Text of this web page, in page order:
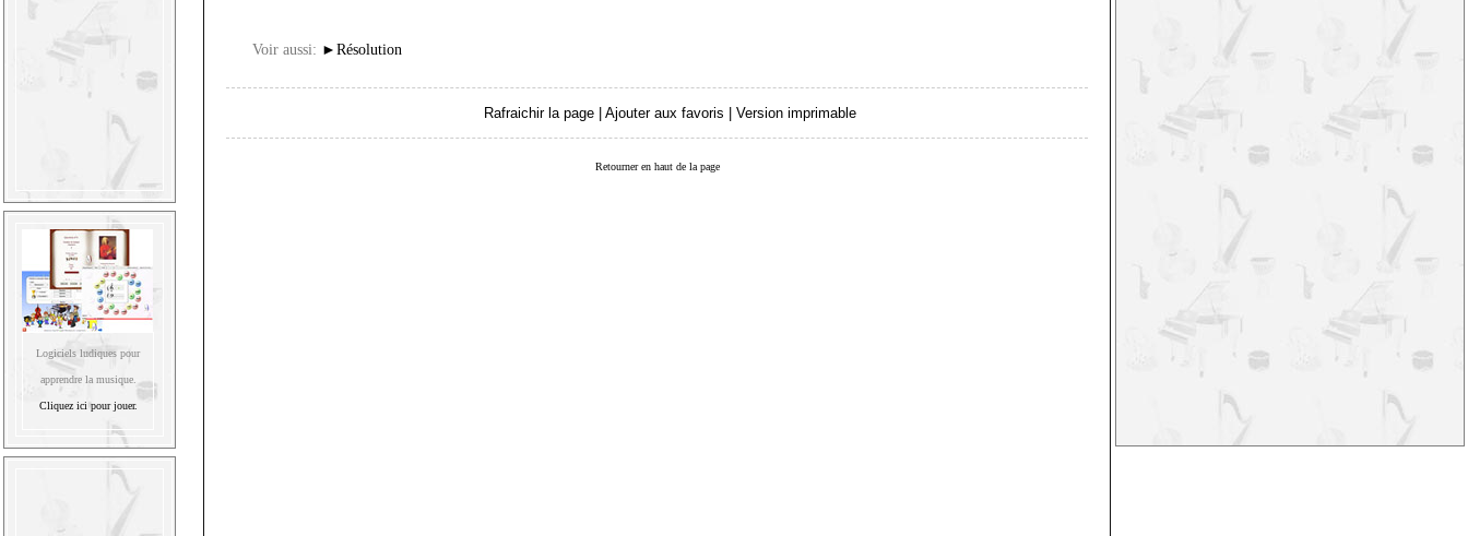
Logiciels ludiques pour
apprendre la musique.
Cliquez ici pour jouer.
Voir aussi: ► Résolution
Rafraichir la page | Ajouter aux favoris | Version imprimable
Retourner en haut de la page